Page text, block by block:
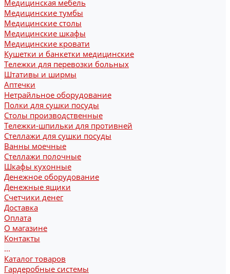
Медицинская мебель
Медицинские тумбы
Медицинские столы
Медицинские шкафы
Медицинские кровати
Кушетки и банкетки медицинские
Тележки для перевозки больных
Штативы и ширмы
Аптечки
Нетрайльное оборудование
Полки для сушки посуды
Столы производственные
Тележки-шпильки для противней
Стеллажи для сушки посуды
Ванны моечные
Стеллажи полочные
Шкафы кухонные
Денежное оборудование
Денежные ящики
Счетчики денег
Доставка
Оплата
О магазине
Контакты
...
Каталог товаров
Гардеробные системы